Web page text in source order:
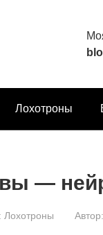
Лохотроны
—
Лохотроны Автор: